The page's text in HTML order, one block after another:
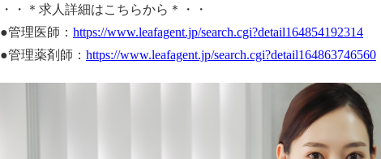
・・＊求人詳細はこちらから＊・・
●管理医師： https://www.leafagent.jp/search.cgi?detail164854192314
●管理薬剤師： https://www.leafagent.jp/search.cgi?detail164863746560